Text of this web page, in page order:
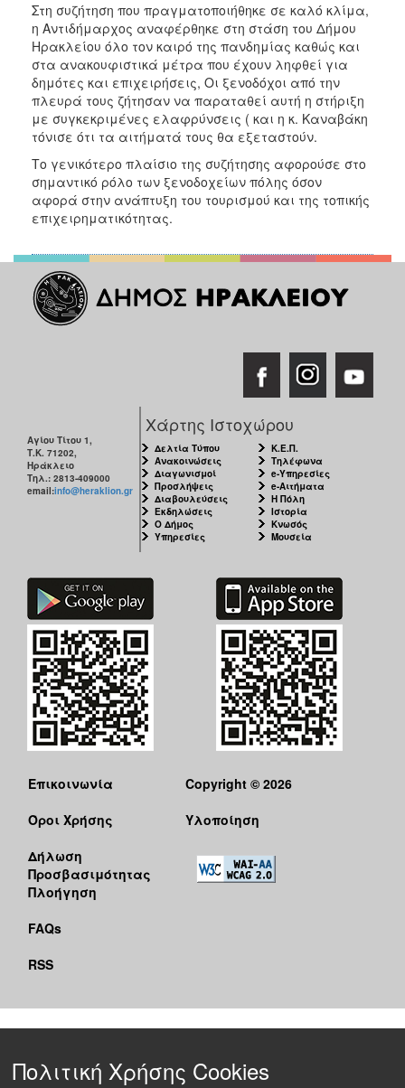
Στη συζήτηση που πραγματοποιήθηκε σε καλό κλίμα,
η Αντιδήμαρχος αναφέρθηκε στη στάση του Δήμου
Ηρακλείου όλο τον καιρό της πανδημίας καθώς και
στα ανακουφιστικά μέτρα που έχουν ληφθεί για
δημότες και επιχειρήσεις, Οι ξενοδόχοι από την
πλευρά τους ζήτησαν να παραταθεί αυτή η στήριξη
με συγκεκριμένες ελαφρύνσεις ( και η κ. Καναβάκη
τόνισε ότι τα αιτήματά τους θα εξεταστούν.
Το γενικότερο πλαίσιο της συζήτησης αφορούσε στο
σημαντικό ρόλο των ξενοδοχείων πόλης όσον
αφορά στην ανάπτυξη του τουρισμού και της τοπικής
επιχειρηματικότητας.
Αγίου Τίτου 1,
Τ.Κ. 71202,
Ηράκλειο
Τηλ.: 2813-409000
email:info@heraklion.gr
Χάρτης Ιστοχώρου
Δελτία Τύπου
Ανακοινώσεις
Διαγωνισμοί
Προσλήψεις
Διαβουλεύσεις
Εκδηλώσεις
Ο Δήμος
Υπηρεσίες
Κ.Ε.Π.
Τηλέφωνα
e-Υπηρεσίες
e-Αιτήματα
Η Πόλη
Ιστορία
Κνωσός
Μουσεία
Επικοινωνία
Όροι Χρήσης
Δήλωση
Προσβασιμότητας
Πλοήγηση
FAQs
RSS
Copyright © 2026
Υλοποίηση
Πολιτική Χρήσης Cookies